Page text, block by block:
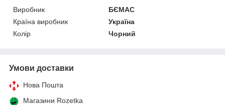
Виробник
БЄМАС
Країна виробник
Україна
Колір
Чорний
Умови доставки
Нова Пошта
Магазини Rozetka